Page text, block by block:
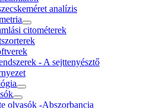
analízis
citométerek
- A sejttenyésztő
olvasók -Abszorbancia